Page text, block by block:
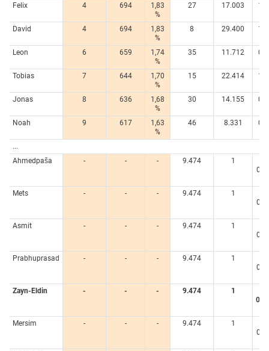
Felix
4 694
1,83
%
27 17.003
David
4 694
1,83
%
8 29.400
Leon
6 659
1,74
%
35 11.712
Tobias
7 644
1,70
%
15 22.414
Jonas
8 636
1,68
%
30 14.155
Noah
9 617
1,63
%
46 8.331
...
Ahmedpaša
- - - 9.474 1
Mets
- - - 9.474 1
Asmit
- - - 9.474 1
Prabhuprasad
- - - 9.474 1
Zayn-Eldin
- - - 9.474 1
Mersim
- - - 9.474 1